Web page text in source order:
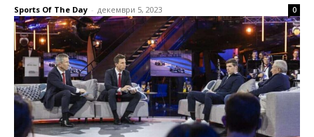
Sports Of The Day - декември 5, 2023 0